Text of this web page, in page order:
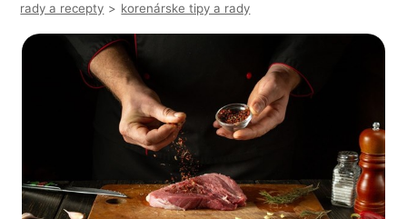
rady a recepty > korenárske tipy a rady